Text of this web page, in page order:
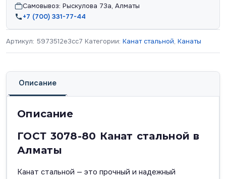
Самовывоз: Рыскулова 73а, Алматы
+7 (700) 331-77-44
Артикул: 5973512e3cc7 Категории: Канат стальной, Канаты
Описание
Описание
ГОСТ 3078-80 Канат стальной в
Алматы
Канат стальной — это прочный и надежный